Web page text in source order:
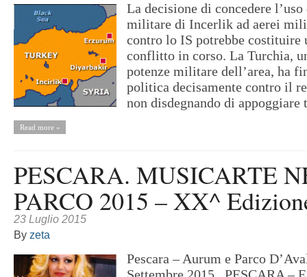
La decisione di concedere l’uso
militare di Incerlik ad aerei
contro lo IS potrebbe costituire
conflitto in corso. La Turchia,
potenze militare dell’area, ha
politica decisamente contro il
non disdegnando di
Read more »
PESCARA. MUSICARTE
PARCO 2015 – XX^
23 Luglio 2015
By zeta
Pescara – Aurum e Parco